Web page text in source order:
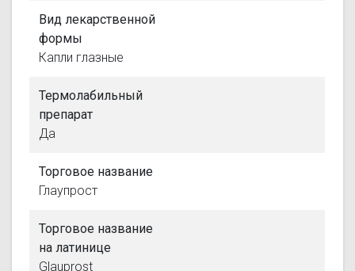
Вид лекарственной
формы
Капли глазные
Термолабильный
препарат
Да
Торговое название
Глаупрост
Торговое название
на латинице
Glauprost